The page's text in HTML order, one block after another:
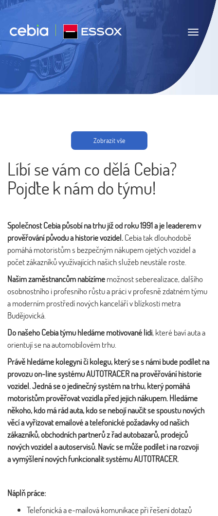
Navigace
Zobrazit vše
Líbí se vám co dělá Cebia?
Pojďte k nám do týmu!
Společnost Cebia působí na trhu již od roku 1991 a je leaderem v
prověřování původu a historie vozidel.Cebia tak dlouhodobě
pomáhá motoristům s bezpečným nákupem ojetých vozidel a
počet zákazníků využívajících našich služeb neustále roste.
Našim zaměstnancům nabízímemožnost seberealizace, dalšího
osobnostního i profesního růstu a práci v profesně zdatném týmu
a moderním prostředí nových kanceláří v blízkosti metra
Budějovická.
Do našeho Cebia týmu hledáme motivované lidi, které baví auta a
orientují se na automobilovém trhu.
Právě hledáme kolegyni či kolegu, který se s námi bude podílet na
provozu on-line systému AUTOTRACER na prověřování historie
vozidel. Jedná se o jedinečný systém na trhu, který pomáhá
motoristům prověřovat vozidla před jejich nákupem. Hledáme
někoho, kdo má rád auta, kdo se nebojí naučit se spoustu nových
věcí a vyřizovat emailové a telefonické požadavky od našich
zákazníků, obchodních partnerů z řad autobazarů, prodejců
nových vozidel a autoservisů. Navíc se může podílet i na rozvoji
a vymýšlení nových funkcionalit systému AUTOTRACER.
Náplň práce:
Telefonická a e-mailová komunikace při řešení dotazů